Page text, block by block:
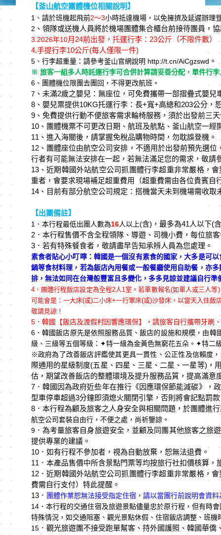
【釜山航空團體機位相關說明】
1 、請於班機起⾶前2～3⼩時抵達機場，以免擁擠及延遲辦理
2 、領隊或送機⼈員將於機場團體集合櫃台前接待團員，
3. 2026年10月24前出發，托運行李：23公斤（不限件數）
4.手提行李10公斤(每人僅限一件)
5、行李超重量：請參考釜⼭官網說明 http://t.cn/AiCgzswd 。
※ 旅客一組多⼈時託運行李可合併計算請妥善分配，單件行
6、團體機位限團去團回，不得更改航班。
7 、未滿2歲之嬰兒：無座位，可免費攜帶⼀部摺疊式嬰兒
8、嬰兒票提供10KG托運行李：⻑+寬+⾼總和203公分，
9、免費提供行動不便旅客需求輪椅服務，須於出發前三
10、團體機票不可更改⽇期、航班及航點、釜⼭航空⼀經
11、進入海關後，請掌握免稅品購物時間，勿耽誤登機。
12、團體座位由航空公司安排，不適⽤於出發前預先選
行者有可能無法安排在⼀起，若無法滿足您的需求，敬請
13、近期韓國外站航空公司抓團體行李超重非常嚴格，
重者，會要求現場補足超重費⽤（超重費需由各位貴賓⾃
14、目前有部分航空公司規定：搭機當天未到機場需收
【出團備註】
1 ．本行程最低出團人數為16人以上(含) ，最多為41人以下(
2．本行程售價不含全程領隊、導遊、司機小費，每位旅
3．若有特殊餐食者，敬請盡早告知承辨人員為您處理。
素食者貼心小叮嚀：韓國是一個沒有素食的國家，大多是可
鍋等食材料理，若為飯店內用餐或一般餐廳使用自助餐，亦
排，無法如同在台灣般豐富且多變化，多多見諒並建議自行準
4． 團體行程飯店設定為全程2人1室。若單數報名(如單人或三人
可能會是：一大床(或)二小床+一行軍床(或)沙發床，以當天入住
敬請見諒！
5．韓國【飯店及渡假村因響應環保】，請旅客自行攜帶牙刷
6．韓國飯店原先是依照服務品質、飯店的設施和規模，由
級、三級等五個等級： ✦特一級為金黃色無窮花五朵。 ✦特二
※政府為了改善飯店評鑑使其更具一貫性、公正性及信賴度
際通用的星級制度(五星、四星、三星、二星、一星等) ，
估，期望改善飯店的整體環境及提升服務品質，提高滿
7．韓國因為政府近些年在推行《因應環保節能減碳》，
型車停車超過3分鐘即須熄火關閉引擎，否則將會記點罰
8．本行程為顧及旅客之人身安全與相關問題，於團體進
航空公司套裝自由行，不便之處，尚祈鑒諒。
9．為考量旅客自身旅遊安全，並顧及同團其他旅客之旅
提供專業的建議。
10．如有⾏程不參加者，視為⾃動放棄，恕無法退費。
11．本產品售價中所含景點門票等均按旅行社扣價核算
12．近期韓國外站航空公司抓團體行李超重非常嚴格，
費需自行支付）特此提醒。
13． 團體作業恕無法接受指定住宿，請以當團行前說明會資
14．本行程的交通住宿及旅遊景點儘量忠於原行程，但有時
特殊情況，如交通阻塞、觀光景點休假、住宿飯店調整、班
15．觀光旅遊團不接受跑單幫客、持外國護照、韓國華僑